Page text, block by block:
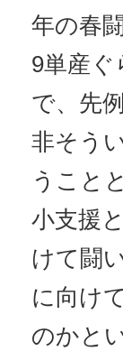
年の春
9単産
で、先
非そう
うこと
小支援
けて闘
に向け
のかと